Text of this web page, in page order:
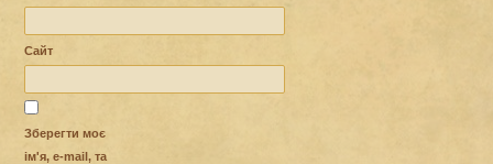
Сайт
Зберегти моє
ім'я, e-mail, та